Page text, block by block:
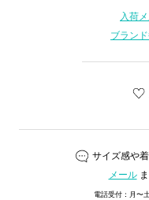
入荷
ブラン
サイズ感や
メール
電話受付：月